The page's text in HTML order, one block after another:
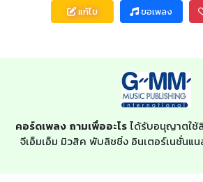
แก้ไข ขอเพลง
คอร์ดเพลง ถามเพื่ออะไรได้รับอนุญาตใช้
จีเอ็มเอ็ม มิวสิค พับลิชชิ่ง อินเตอร์เนชั่นแ